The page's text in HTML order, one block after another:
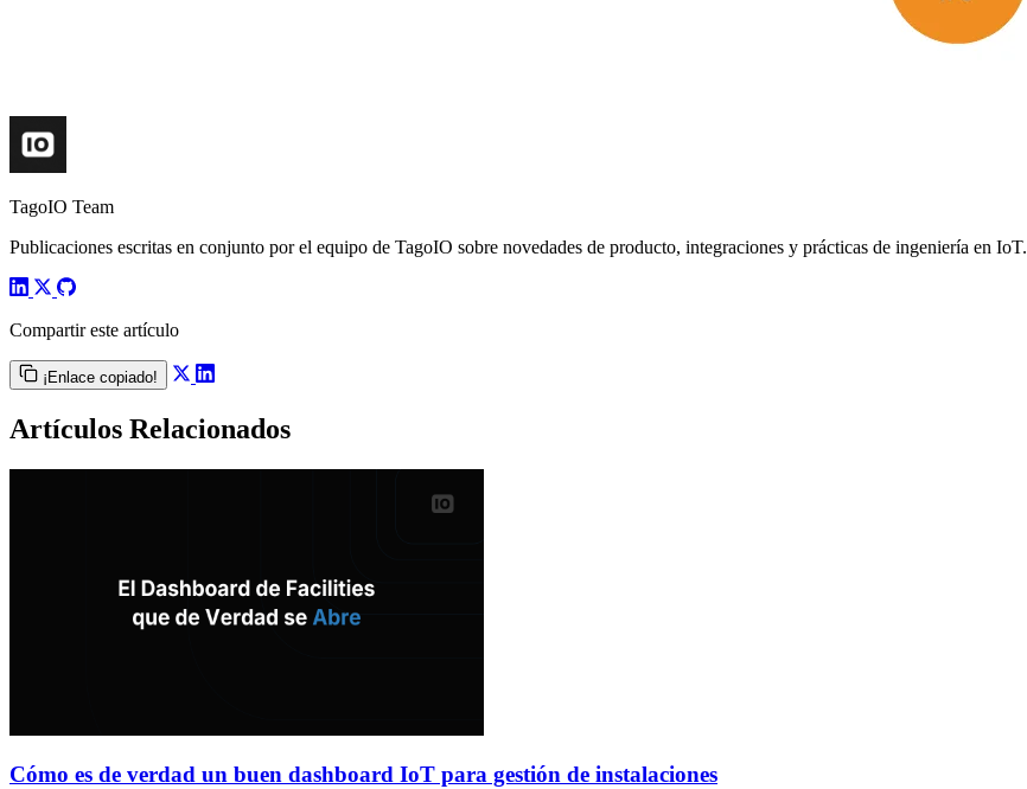
TagoIO Team
Publicaciones escritas en conjunto por el equipo de TagoIO sobre novedades de producto, integraciones y prácticas de ingeniería en IoT.
Compartir este artículo
¡Enlace copiado!
Artículos Relacionados
Cómo es de verdad un buen dashboard IoT para gestión de instalaciones